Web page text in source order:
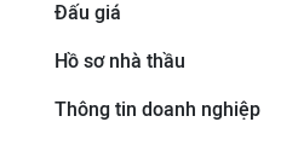
Đấu giá
Hồ sơ nhà thầu
Thông tin doanh nghiệp